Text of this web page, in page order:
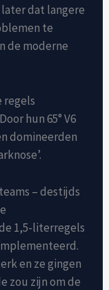
later dat langere
te
de moderne
regels
hun 65° V6
domineerden
– destijds
1,5-literregels
en ze gingen
zou zijn om de